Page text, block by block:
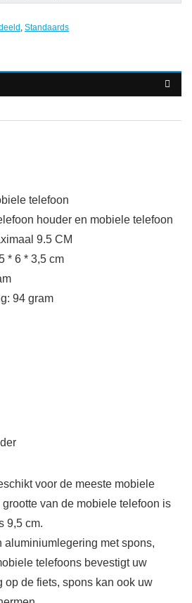
, Standaards
telefoon
houder en mobiele telefoon
9.5 CM
* 6 * 3,5 cm
94 gram
voor de meeste mobiele
van de mobiele telefoon is
9,5 cm.
aluminiumlegering met spons,
telefoons bevestigt uw
op de fiets, spons kan ook uw